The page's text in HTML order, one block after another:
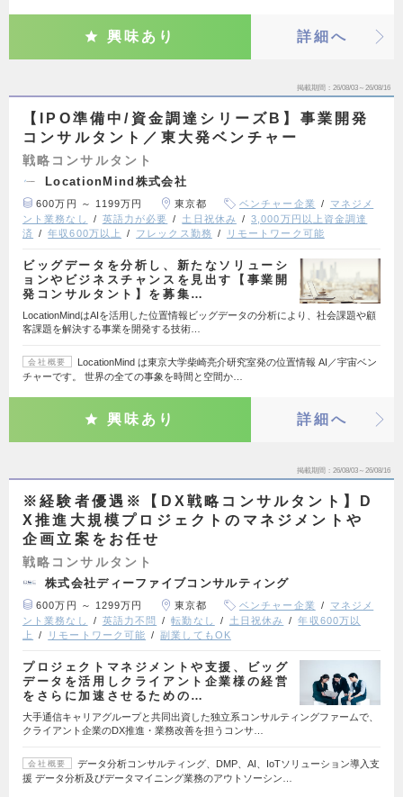
興味あり 詳細へ
掲載期間 26/08/03～26/08/16
【IPO準備中/資金調達シリーズB】事業開発
コンサルタント／東大発ベンチャー
戦略コンサルタント
LocationMind株式会社
600万円 ～ 1199万円 東京都 ベンチャー企業
マネジメ
ント業務なし
英語力が必要 土日祝休み
3,000万円以上資金調達
済
年収600万以上 フレックス勤務 リモートワーク可能
ビッグデータを分析し、新たなソリューシ
ョンやビジネスチャンスを見出す【事業開
発コンサルタント】を募集…
LocationMindはAIを活用した位置情報ビッグデータの分析により、社会課題や顧
客課題を解決する事業を開発する技術…
会社概要
LocationMind は東京大学柴崎亮介研究室発の位置情報 AI／宇宙ベン
チャーです。 世界の全ての事象を時間と空間か…
興味あり 詳細へ
掲載期間 26/08/03～26/08/16
※経験者優遇※【DX戦略コンサルタント】D
X推進大規模プロジェクトのマネジメントや
企画立案をお任せ
戦略コンサルタント
株式会社ディーファイブコンサルティング
600万円 ～ 1299万円 東京都 ベンチャー企業
マネジメ
ント業務なし
英語力不問 転勤なし 土日祝休み
年収600万以
上
リモートワーク可能 副業してもOK
プロジェクトマネジメントや支援、ビッグ
データを活用しクライアント企業様の経営
をさらに加速させるための…
大手通信キャリアグループと共同出資した独立系コンサルティングファームで、
クライアント企業のDX推進・業務改善を担うコンサ…
会社概要
データ分析コンサルティング、DMP、AI、IoTソリューション導入支
援 データ分析及びデータマイニング業務のアウトソーシン…